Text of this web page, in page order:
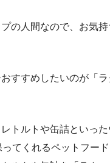
の人間なので、お気持
すすめしたいのが「ラ
レトルトや缶詰といっ
てくれるペットフード